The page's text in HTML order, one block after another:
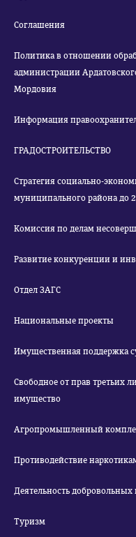
Соглашения
Политика в отношении
администрации
Мордовия
Информация
ГРАДОСТРОИТЕЛЬСТВО
Стратегия социально-
муниципального района до
Комиссия по делам
Развитие конкуренции и
Отдел ЗАГС
Национальные проекты
Имущественная поддержка
Свободное от прав третьих
имущество
Агропромышленный
Противодействие
Деятельность
Туризм